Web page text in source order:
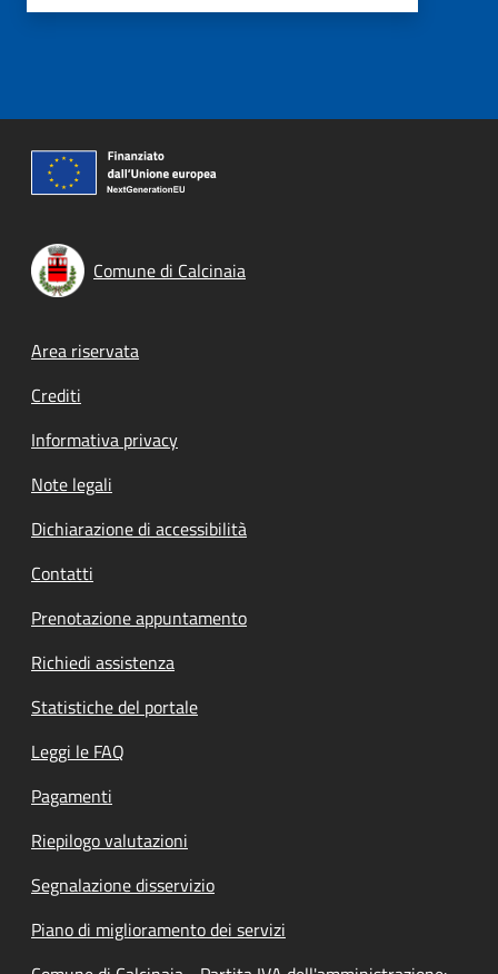
Comune di Calcinaia
Footer menu
Area riservata
Crediti
Informativa privacy
Note legali
Dichiarazione di accessibilità
Contatti
Prenotazione appuntamento
Richiedi assistenza
Statistiche del portale
Leggi le FAQ
Pagamenti
Riepilogo valutazioni
Segnalazione disservizio
Piano di miglioramento dei servizi